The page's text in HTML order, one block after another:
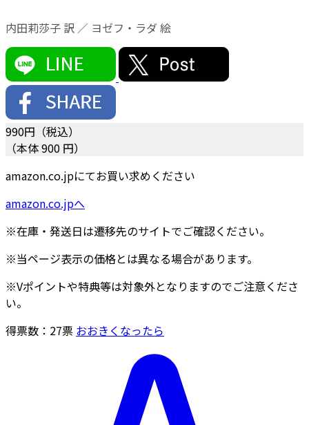
内田莉莎子 訳 ／ ヨゼフ・ラダ 絵
990円（税込）
（本体 900 円）
amazon.co.jpにてお買い求めください
amazon.co.jpへ
※在庫・発送日は遷移先のサイトでご確認ください。
※当ページ表示の価格とは異なる場合があります。
※Vポイントや特典等は対象外となりますのでご注意くださ
い。
得票数： 27票 おおきくなったら